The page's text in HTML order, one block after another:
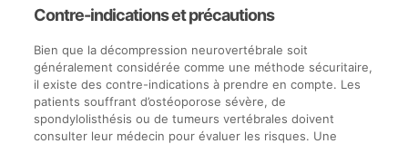
Contre-indications et précautions
Bien que la décompression neurovertébrale soit
généralement considérée comme une méthode sécuritaire,
il existe des contre-indications à prendre en compte. Les
patients souffrant d’ostéoporose sévère, de
spondylolisthésis ou de tumeurs vertébrales doivent
consulter leur médecin pour évaluer les risques. Une